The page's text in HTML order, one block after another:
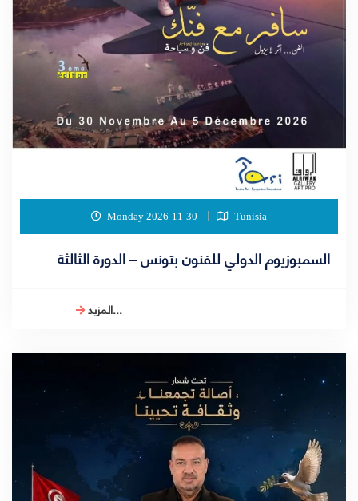
Monday 2026-11-30 Tunisia
السمبوزيوم الدولي للفنون بتونس – الدورة الثالثة
المزيد...